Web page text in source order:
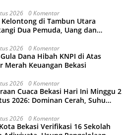
2026 0 Komentar
Kelontong di Tambun Utara
Dua Pemuda, Uang dan
2026 0 Komentar
Dana Hibah KNPI di Atas
Merah Keuangan Bekasi
2026 0 Komentar
Cuaca Bekasi Hari Ini Minggu 2
2026: Dominan Cerah, Suhu
2026 0 Komentar
Bekasi Verifikasi 16 Sekolah